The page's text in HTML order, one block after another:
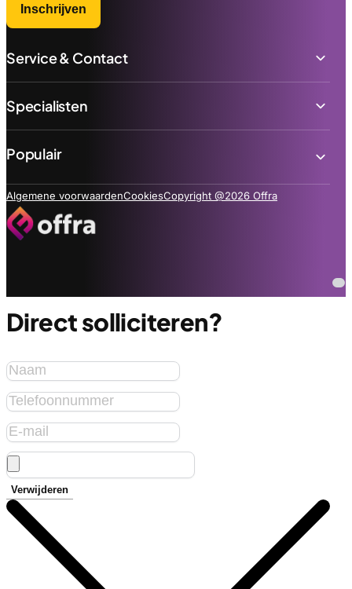
Inschrijven
Service & Contact
Specialisten
Populair
Algemene voorwaardenCookiesCopyright @2026 Offra
Direct solliciteren?
Verwijderen